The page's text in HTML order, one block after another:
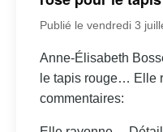
Publié le vendredi 3
Anne-Élisabeth
le tapis rouge… Elle
commentaires: